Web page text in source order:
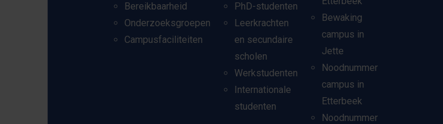
Bereikbaarheid
Onderzoeksgroepen
Campusfaciliteiten
PhD-studenten
Leerkrachten
en secundaire
scholen
Werkstudenten
Internationale
studenten
Bewaking
campus in
Jette
Noodnummer
campus in
Etterbeek
Noodnummer